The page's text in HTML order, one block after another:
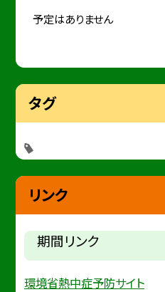
予定はありません
タグ
リンク
期間リンク
環境省熱中症予防サイト